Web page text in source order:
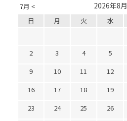
7月 < 2026年8月
日 月 火 水
2
3 4 5
9
10 11 12
16
17 18 19
23
24 25 26